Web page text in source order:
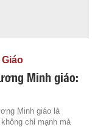
Giáo
Minh giáo:
Minh giáo là
chỉ mạnh mà